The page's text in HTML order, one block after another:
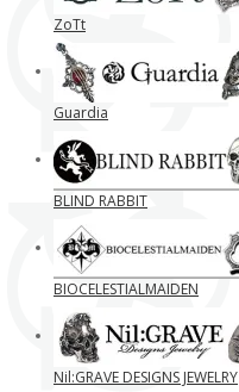
ZoTt
Guardia
BLIND RABBIT
BIOCELESTIALMAIDEN
Nil:GRAVE DESIGNS JEWELRY